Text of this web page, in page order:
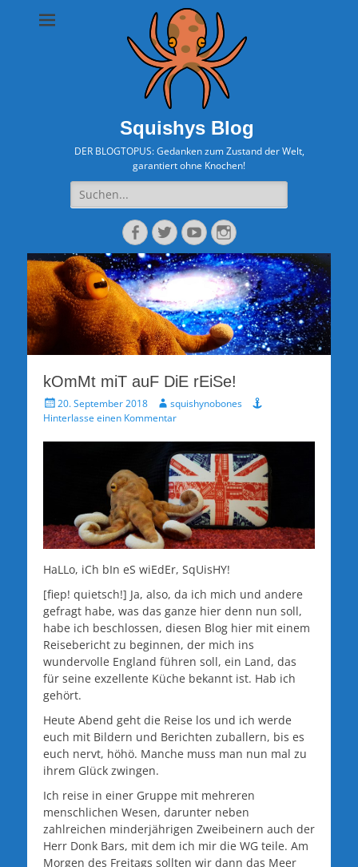
Squishys Blog
DER BLOGTOPUS: Gedanken zum Zustand der Welt,
garantiert ohne Knochen!
Suche
nach:
Facebook
TwitterYouTubeInstagram
kOmMt miT auF DiE rEiSe!
Veröffentlicht
am
20. September 2018 Autorsquishynobones
Hinterlasse einen Kommentar
HaLLo, iCh bIn eS wiEdEr, SqUisHY!
[fiep! quietsch!] Ja, also, da ich mich und andere
gefragt habe, was das ganze hier denn nun soll,
habe ich beschlossen, diesen Blog hier mit einem
Reisebericht zu beginnen, der mich ins
wundervolle England führen soll, ein Land, das
für seine exzellente Küche bekannt ist. Hab ich
gehört.
Heute Abend geht die Reise los und ich werde
euch mit Bildern und Berichten zuballern, bis es
euch nervt, höhö. Manche muss man nun mal zu
ihrem Glück zwingen.
Ich reise in einer Gruppe mit mehreren
menschlichen Wesen, darunter neben
zahlreichen minderjährigen Zweibeinern auch der
Herr Donk Bars, mit dem ich mir die WG teile. Am
Morgen des Freitags sollten wir dann das Meer